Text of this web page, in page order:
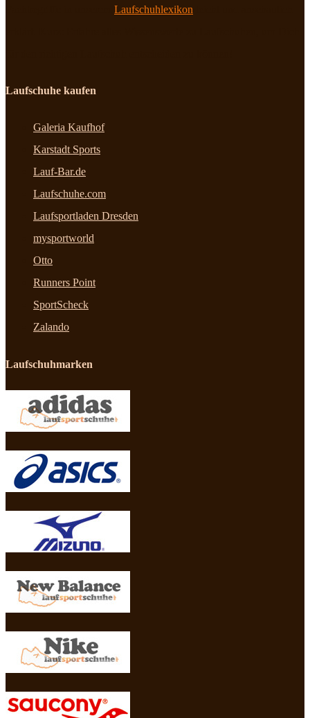
Laufschuhlexikon
Laufschuhe kaufen
Galeria Kaufhof
Karstadt Sports
Lauf-Bar.de
Laufschuhe.com
Laufsportladen Dresden
mysportworld
Otto
Runners Point
SportScheck
Zalando
Laufschuhmarken